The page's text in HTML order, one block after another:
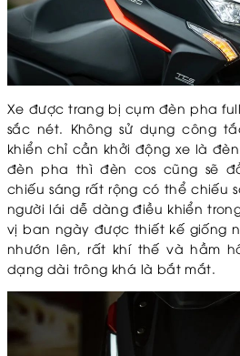
Xe được trang bị cụm đèn pha
sắc nét. Không sử dụng công
khiển chỉ cần khởi động xe là
đèn pha thì đèn cos cũng sẽ
chiếu sáng rất rộng có thể chiếu
người lái dễ dàng điều khiển
vị ban ngày được thiết kế giống
nhướn lên, rất khí thế và hầm
dạng dài trông khá là bắt mắt.